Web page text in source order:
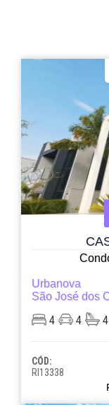
Urbanova
São José dos
4 4 4
CÓD:
RI13338